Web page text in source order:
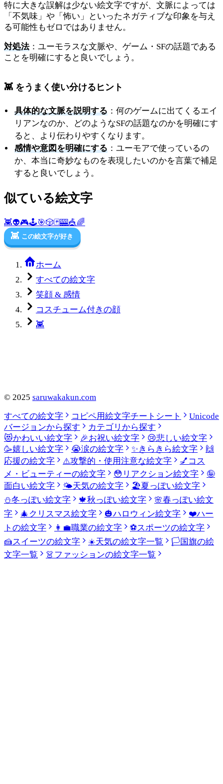
特に大きな誤解は少ない絵文字ですが、文脈によっては
「不気味」や「怖い」といったネガティブな印象を与え
る可能性もゼロではありません。
対処法：ユーモラスな文脈や、ゲーム・SFの話題である
ことを明確にすると良いでしょう。
👾 をうまく使い分けるヒント
具体的な文脈を説明する ：何のゲームに出てくるエイ
リアンなのか、どのようなSFの話題なのかを明確にす
ると、より伝わりやすくなります。
感情や意図を明確にする ：ユーモアで使っているの
か、本当に奇妙なものを表現したいのかを言葉で補足
すると良いでしょう。
似ている絵文字
👾👽🎮🕹️🎯🎲🃏🎰🎪🌈
👾 この絵文字が好き
ホーム
すべての絵文字
笑顔 & 感情
コスチューム付きの顔
👾
© 2025 saruwakakun.com
すべての絵文字
コピペ用絵文字チートシート
Unicode
バージョンから探す
カテゴリから探す
😻かわいい絵文字 🎉お祝い絵文字 😢悲しい絵文字
🥳嬉しい絵文字 😭涙の絵文字 ✨きらきら絵文字
🙌
応援の絵文字
⚠️攻撃的・使用注意な絵文字 💅 コス
メ・ビューティーの絵文字
😳 リアクション絵文字
🤪
面白い絵文字
🌤️天気の絵文字 🏖️夏っぽい絵文字
⛄冬っぽい絵文字 🍁秋っぽい絵文字 🌸春っぽい絵文
字
🎄 クリスマス絵文字 🎃ハロウィン絵文字 ❤️ハー
トの絵文字
👩‍💼職業の絵文字 ⚽スポーツの絵文字
🍰スイーツの絵文字 ☀️天気の絵文字一覧 🏳️国旗の絵
文字一覧
👗ファッションの絵文字一覧